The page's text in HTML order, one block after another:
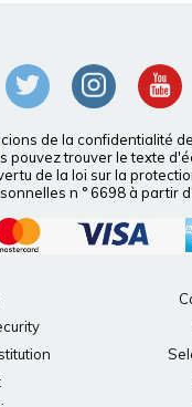
de la confidentialité
pouvez trouver le texte
de la loi sur la
n ° 6698 à partir